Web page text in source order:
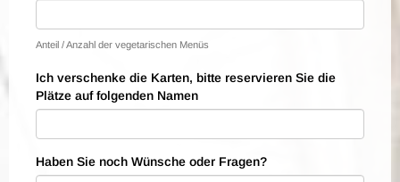
Anteil / Anzahl der vegetarischen Menüs
Ich verschenke die Karten, bitte reservieren Sie die
Plätze auf folgenden Namen
Haben Sie noch Wünsche oder Fragen?